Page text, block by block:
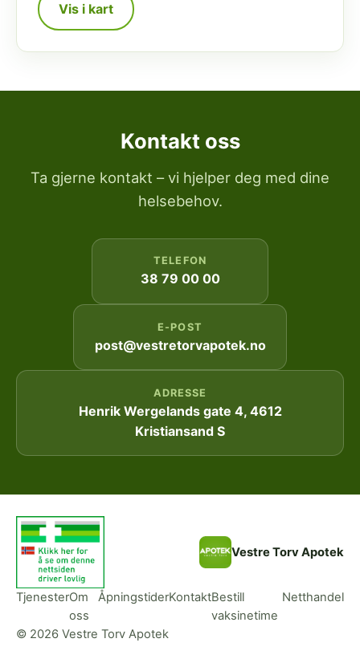
Vis i kart
Kontakt oss
Ta gjerne kontakt – vi hjelper deg med dine
helsebehov.
TELEFON
38 79 00 00
E-POST
post@vestretorvapotek.no
ADRESSE
Henrik Wergelands gate 4, 4612
Kristiansand S
Vestre Torv Apotek
TjenesterOm
oss
ÅpningstiderKontaktBestill
vaksinetime
Netthandel
© 2026 Vestre Torv Apotek